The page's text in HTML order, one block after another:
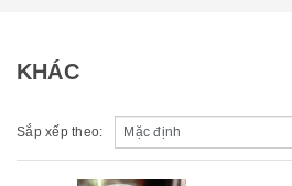
KHÁC
Sắp xếp theo: